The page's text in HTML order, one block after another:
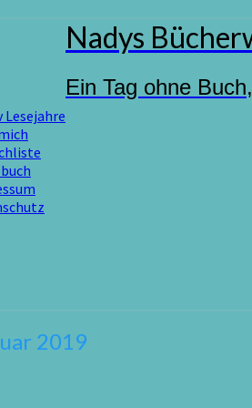
Lesejahre
Nadys
Ein Tag ohne
2019